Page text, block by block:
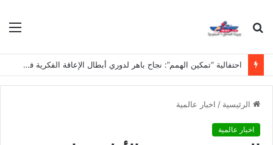
بحث
احتفالية “تمكين الهمم”: نجاح باهر لدوري أبطال الإعاقة الفكرية في مدارس نجد
الرئيسية / اخبار عالمية
اخبار عالمية